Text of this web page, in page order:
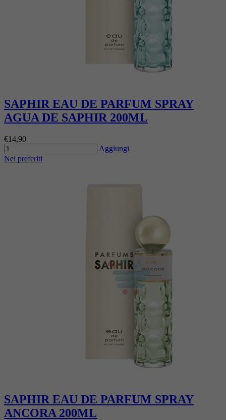
SAPHIR EAU DE PARFUM SPRAY
AGUA DE SAPHIR 200ML
€14,90
Aggiungi
Nei preferiti
SAPHIR EAU DE PARFUM SPRAY
ANCORA 200ML